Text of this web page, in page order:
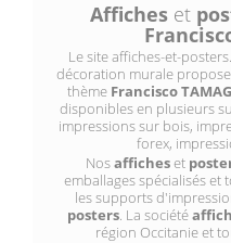
Affiches et
Le site affiches-et-
décoration murale
thème Francisco
disponibles en plusieurs
impressions sur bois,
forex,
Nosafficheset
emballages spécialisés
les supports
posters. La société
région Occitanie et